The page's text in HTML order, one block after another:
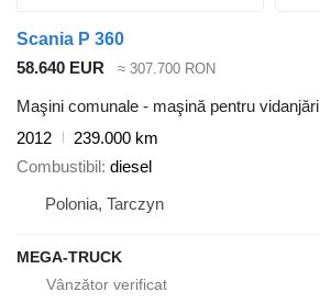
Scania P 360
58.640 EUR
≈ 307.700 RON
Maşini comunale - maşină pentru vidanjări
2012
239.000 km
Combustibil diesel
Polonia, Tarczyn
MEGA-TRUCK